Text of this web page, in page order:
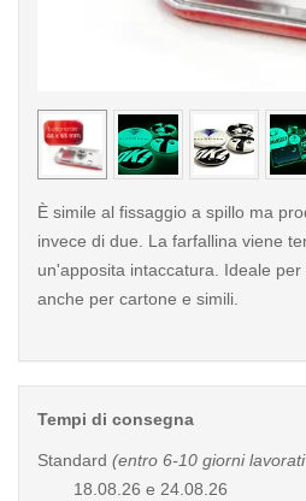
< /picture>
È simile al fissaggio a spillo ma
invece di due. La farfallina viene
un'apposita intaccatura. Ideale
anche per cartone e simili.
Tempi di consegna
Standard (entro 6-10 giorni
18.08.26 e 24.08.26